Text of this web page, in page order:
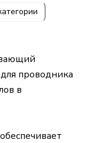
проводника
в